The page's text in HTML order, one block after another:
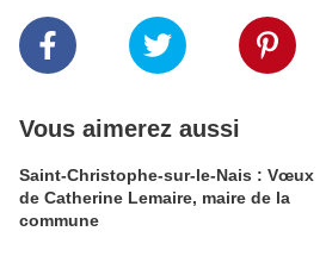
Vous aimerez aussi
Saint-Christophe-sur-le-Nais : Vœux
de Catherine Lemaire, maire de la
commune